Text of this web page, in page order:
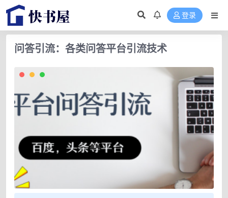
登录
问答引流：各类问答平台引流技术